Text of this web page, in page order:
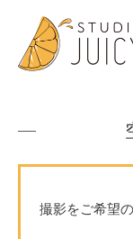
撮影をご希望